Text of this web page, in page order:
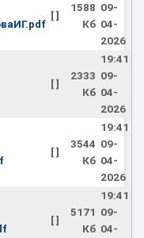
[ ]
1588
Кб
09-
04-
2026
[ ]
2333
Кб
19:41
09-
04-
2026
[ ]
3544
Кб
19:41
09-
04-
2026
[ ]
5171
Кб
19:41
09-
04-